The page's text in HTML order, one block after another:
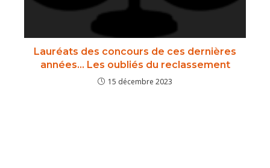
Lauréats des concours de ces dernières
années… Les oubliés du reclassement
15 décembre 2023